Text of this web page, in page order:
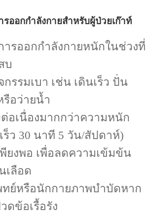
รออกกำลังกายสำหรับผู้ป่วยเก๊าท์
ารออกกำลังกายหนักในช่วงที่
บ
กรรมเบา เช่น เดินเร็ว ปั่น
รือว่ายน้ำ
อเนื่องมากกว่าความหนัก
ร็ว 30 นาที 5 วัน/สัปดาห์)
ยงพอ เพื่อลดความเข้มข้น
เลือด
ย์หรือนักกายภาพบำบัดหาก
ดข้อเรื้อรัง